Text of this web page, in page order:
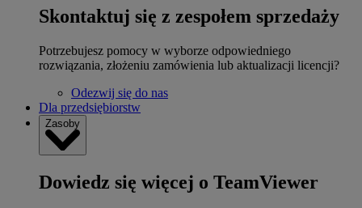
Skontaktuj się z zespołem sprzedaży
Potrzebujesz pomocy w wyborze odpowiedniego
rozwiązania, złożeniu zamówienia lub aktualizacji licencji?
Odezwij się do nas
Dla przedsiębiorstw
Zasoby
Dowiedz się więcej o TeamViewer